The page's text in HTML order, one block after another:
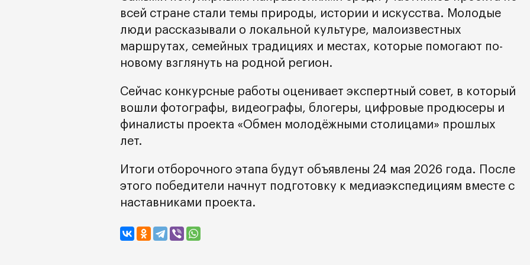
всей стране стали темы природы, истории и искусства. Молодые
люди рассказывали о локальной культуре, малоизвестных
маршрутах, семейных традициях и местах, которые помогают по-
новому взглянуть на родной регион.
Сейчас конкурсные работы оценивает экспертный совет, в который
вошли фотографы, видеографы, блогеры, цифровые продюсеры и
финалисты проекта «Обмен молодёжными столицами» прошлых
лет.
Итоги отборочного этапа будут объявлены 24 мая 2026 года. После
этого победители начнут подготовку к медиаэкспедициям вместе с
наставниками проекта.